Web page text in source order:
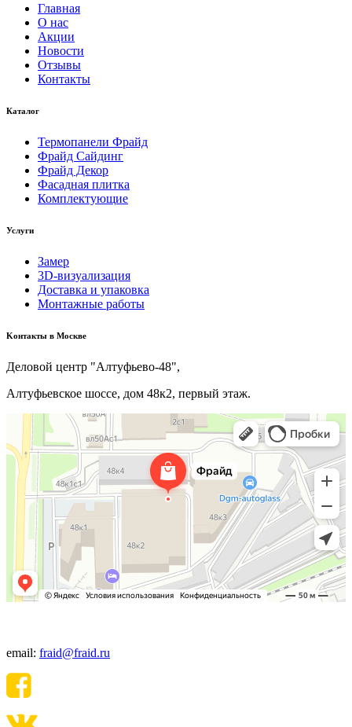
Главная
О нас
Акции
Новости
Отзывы
Контакты
Каталог
Термопанели Фрайд
Фрайд Сайдинг
Фрайд Декор
Фасадная плитка
Комплектующие
Услуги
Замер
3D-визуализация
Доставка и упаковка
Монтажные работы
Kонтакты в Москве
Деловой центр "Алтуфьево-48",
Алтуфьевское шоссе, дом 48к2, первый этаж.
email: fraid@fraid.ru